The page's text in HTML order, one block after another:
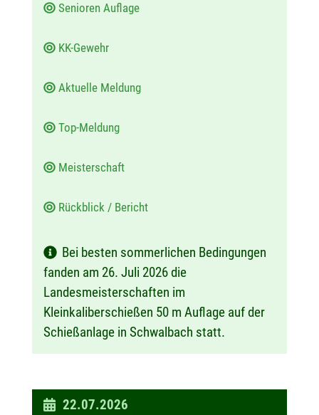
Senioren Auflage
KK-Gewehr
Aktuelle Meldung
Top-Meldung
Meisterschaft
Rückblick / Bericht
Bei besten sommerlichen Bedingungen
fanden am 26. Juli 2026 die
Landesmeisterschaften im
Kleinkaliberschießen 50 m Auflage auf der
Schießanlage in Schwalbach statt.
D
22.07.2026